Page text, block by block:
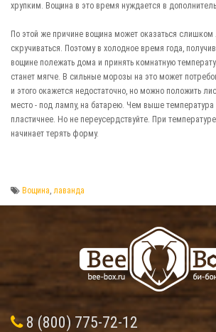
хрупким. Вощина в это время нуждается в
По этой же причине вощина может оказаться слишком
скручиваться. Поэтому в холодное время года,
вощине полежать дома и принять комнатную
станет мягче. В сильные морозы на это может
и этого окажется недостаточно, но можно положить
место - под лампу, на батарею. Чем выше температура
пластичнее. Но не переусердствуйте. При
начинает терять форму.
Вощина, лаванда
8 (800) 775-72-12